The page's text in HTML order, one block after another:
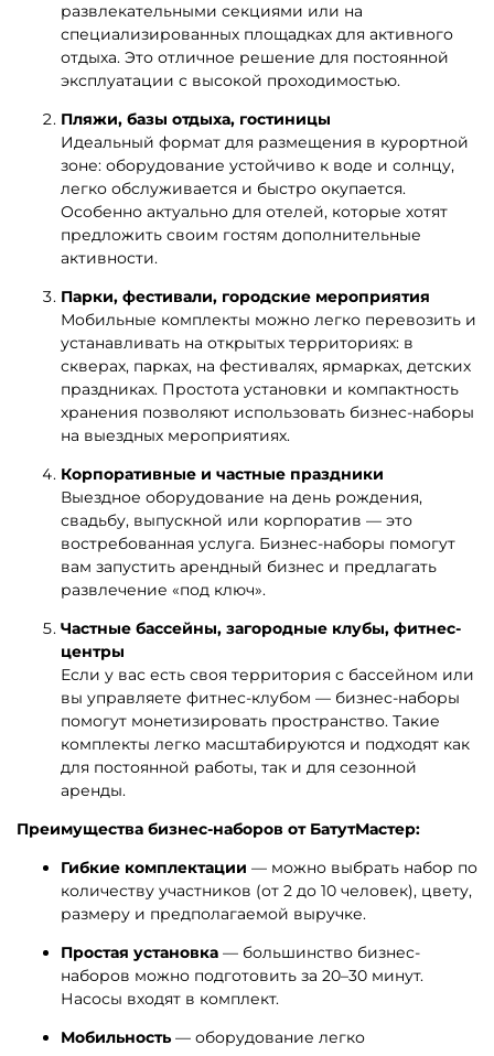
развлекательными секциями или на
специализированных площадках для активного
отдыха. Это отличное решение для постоянной
эксплуатации с высокой проходимостью.
Пляжи, базы отдыха, гостиницы
Идеальный формат для размещения в курортной
зоне: оборудование устойчиво к воде и солнцу,
легко обслуживается и быстро окупается.
Особенно актуально для отелей, которые хотят
предложить своим гостям дополнительные
активности.
Парки, фестивали, городские мероприятия
Мобильные комплекты можно легко перевозить и
устанавливать на открытых территориях: в
скверах, парках, на фестивалях, ярмарках, детских
праздниках. Простота установки и компактность
хранения позволяют использовать бизнес-наборы
на выездных мероприятиях.
Корпоративные и частные праздники
Выездное оборудование на день рождения,
свадьбу, выпускной или корпоратив — это
востребованная услуга. Бизнес-наборы помогут
вам запустить арендный бизнес и предлагать
развлечение «под ключ».
Частные бассейны, загородные клубы, фитнес-
центры
Если у вас есть своя территория с бассейном или
вы управляете фитнес-клубом — бизнес-наборы
помогут монетизировать пространство. Такие
комплекты легко масштабируются и подходят как
для постоянной работы, так и для сезонной
аренды.
Преимущества бизнес-наборов от БатутМастер:
Гибкие комплектации — можно выбрать набор по
количеству участников (от 2 до 10 человек), цвету,
размеру и предполагаемой выручке.
Простая установка — большинство бизнес-
наборов можно подготовить за 20–30 минут.
Насосы входят в комплект.
Мобильность— оборудование легко